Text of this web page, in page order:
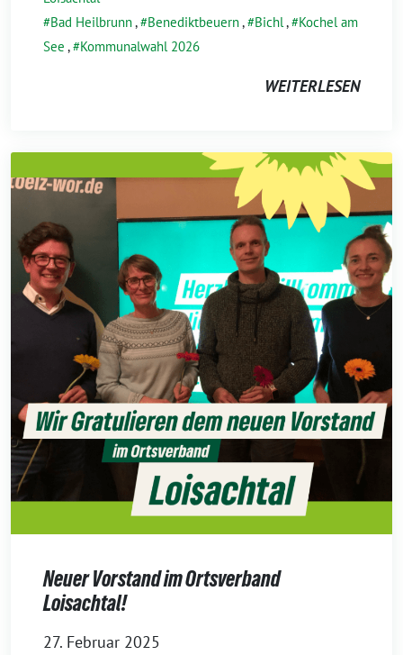
Bad Heilbrunn, Benediktbeuern, Bichl,
Kochel am
See , Kommunalwahl 2026
WEITERLESEN
Neuer Vorstand im Ortsverband
Loisachtal!
27. Februar 2025